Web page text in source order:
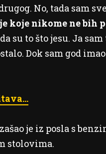
No, tada sam
koje nikome ne bih
su to što jesu. Ja
Dok sam god
je iz posla s
stolovima.